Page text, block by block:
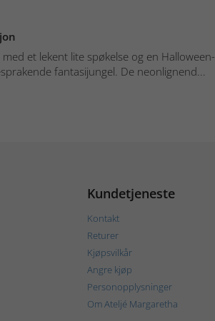
et lekent lite spøkelse og en Halloween-
fantasijungel. De neonlignend...
Kundetjeneste
Kontakt
Returer
Kjøpsvilkår
Angre kjøp
Personopplysninger
Om Ateljé Margaretha